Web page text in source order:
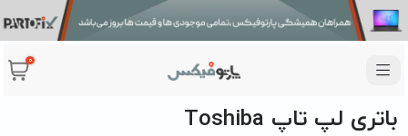
0
باتری لپ تاپ Toshiba